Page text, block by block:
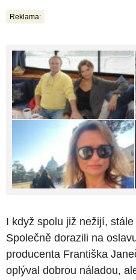
Reklama:
I když spolu již nežijí,
Společně dorazili na
producenta Františka
oplýval dobrou náladou,